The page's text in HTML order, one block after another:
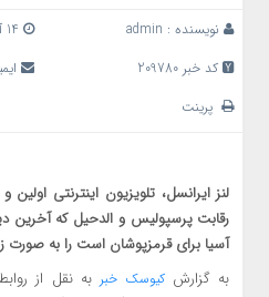
نویسنده : admin
کد خبر 209780
پرینت
لنز ایرانسل، تلویزیون اینترنتی اولین
رقابت پرسپولیس و الدحیل که آخرین
آسیا برای قرمزپوشان است را به
به گزارش کیوسک خبر به نقل از